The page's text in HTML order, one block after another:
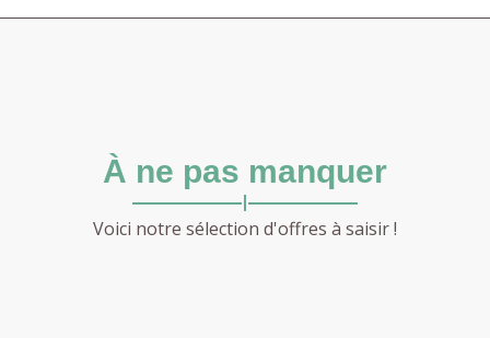
À ne pas manquer
Voici notre sélection d'offres à saisir !